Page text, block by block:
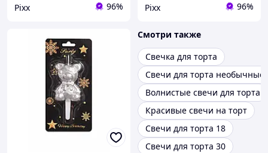
Pixx 96% Pixx 96%
Смотри также
Свечка для торта
Свечи для торта необычные
Волнистые свечи для торта
Красивые свечи на торт
Свечи для торта 18
Свечи для торта 30